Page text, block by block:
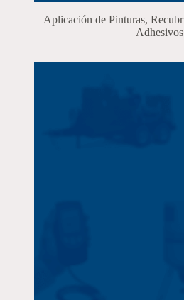
Aplicación de Pinturas,
Adhesivos